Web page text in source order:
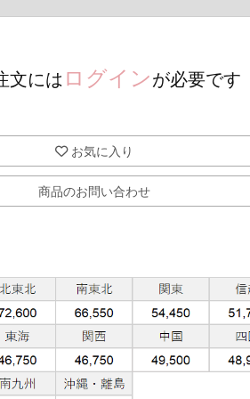
文には ログインが必要です
お気に入り
商品のお問い合わせ